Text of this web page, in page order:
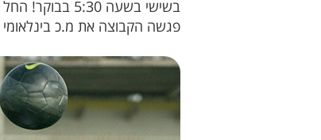
בשישי בשעה
פגשה הקבוצה את מ.כ בינלאומי